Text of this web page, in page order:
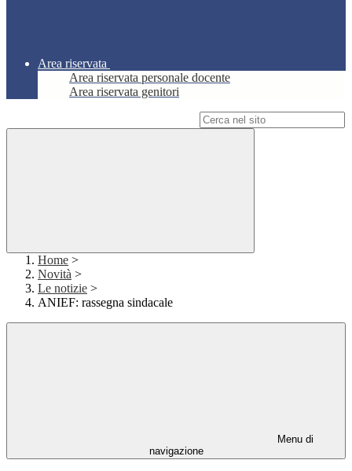
Area riservata
Area riservata personale docente
Area riservata genitori
Home >
Novità >
Le notizie >
ANIEF: rassegna sindacale
Menu di
navigazione